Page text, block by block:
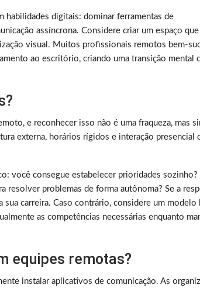
habilidades digitais: dominar ferramentas de
assíncrona. Considere criar um espaço
visual. Muitos profissionais remotos bem-
ao escritório, criando uma transição mental
e reconhecer isso não é uma fraqueza, mas
externa, horários rígidos e interação presencial
você consegue estabelecer prioridades sozinho?
resolver problemas de forma autônoma? Se a
carreira. Caso contrário, considere um modelo
as competências necessárias enquanto
equipes remotas?
instalar aplicativos de comunicação. As